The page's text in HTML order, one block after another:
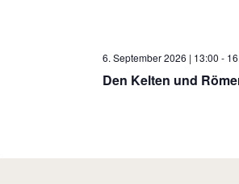
Den Kelten und
6. September 2026 | 13:00 -